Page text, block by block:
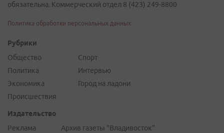
обязательна. Коммерческий отдел 8 (423) 249-8800
Политика обработки персональных данных
Рубрики
Общество
Политика
Экономика
Происшествия
Спорт
Интервью
Город на ладони
Издательство
Реклама
Архив газеты "Владивосток"